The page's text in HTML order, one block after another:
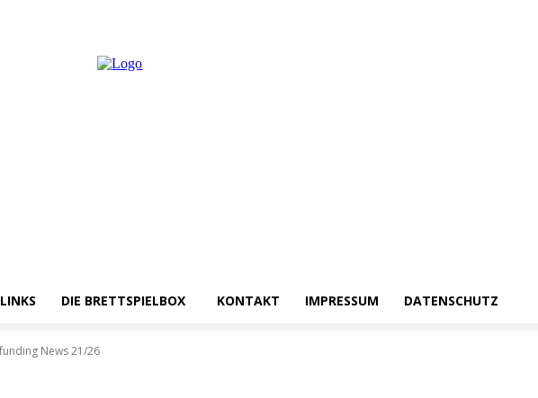
LINKS DIE BRETTSPIELBOX KONTAKT IMPRESSUM DATENSCHUTZ
News 21/26